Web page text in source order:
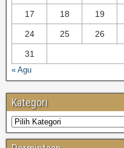
17 18 19
24 25 26
31
« Agu
Kategori